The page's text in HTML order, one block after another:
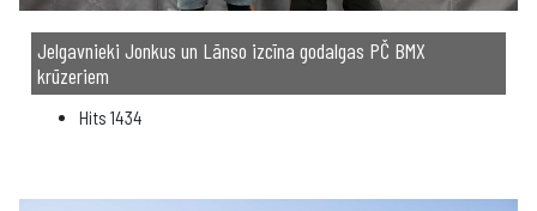
Jelgavnieki Jonkus un Lānso izcīna godalgas PČ BMX
krūzeriem
Hits 1434